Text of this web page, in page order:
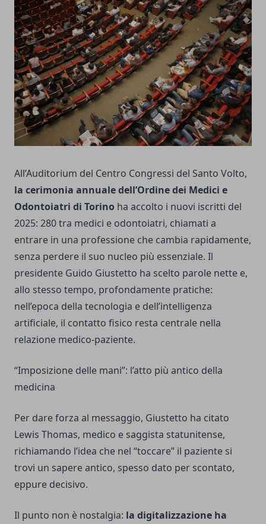
All’Auditorium del Centro Congressi del Santo Volto,
la cerimonia annuale dell’Ordine dei Medici e
Odontoiatri di Torino ha accolto i nuovi iscritti del
2025: 280 tra medici e odontoiatri, chiamati a
entrare in una professione che cambia rapidamente,
senza perdere il suo nucleo più essenziale. Il
presidente Guido Giustetto ha scelto parole nette e,
allo stesso tempo, profondamente pratiche:
nell’epoca della tecnologia e dell’intelligenza
artificiale, il contatto fisico resta centrale nella
relazione medico-paziente.
“Imposizione delle mani”: l’atto più antico della
medicina
Per dare forza al messaggio, Giustetto ha citato
Lewis Thomas, medico e saggista statunitense,
richiamando l’idea che nel “toccare” il paziente si
trovi un sapere antico, spesso dato per scontato,
eppure decisivo.
Il punto non è nostalgia: la digitalizzazione ha